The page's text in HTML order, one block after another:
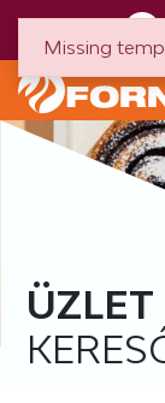
ÜZLET
Missing